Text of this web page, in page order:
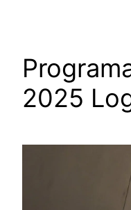
2025